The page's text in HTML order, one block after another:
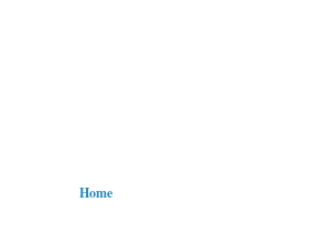
Home